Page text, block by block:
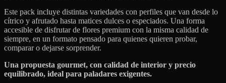
Este pack incluye distintas variedades con perfiles que van desde lo
cítrico y afrutado hasta matices dulces o especiados. Una forma
accesible de disfrutar de flores premium con la misma calidad de
siempre, en un formato pensado para quienes quieren probar,
comparar o dejarse sorprender.
Una propuesta gourmet, con calidad de interior y precio
equilibrado, ideal para paladares exigentes.